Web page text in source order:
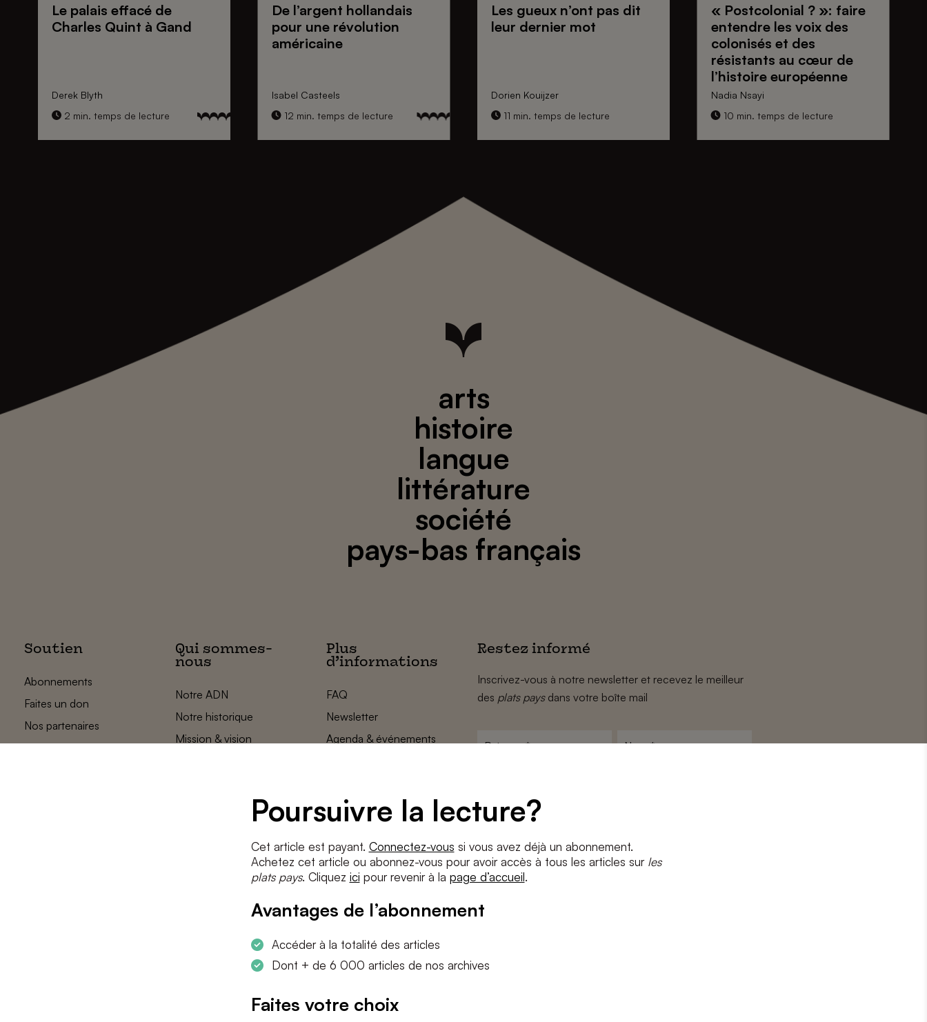
Le palais effacé de
Charles Quint à Gand
Derek Blyth
2 min. temps de lecture
De l’argent hollandais
pour une révolution
américaine
Isabel Casteels
12 min. temps de lecture
Les gueux n’ont pas dit
leur dernier mot
Dorien Kouijzer
11 min. temps de lecture
« Postcolonial ? »: faire
entendre les voix des
colonisés et des
résistants au cœur de
l’histoire européenne
Nadia Nsayi
10 min. temps de lecture
Poursuivre la lecture?
Cet article est payant. Connectez-vous si vous avez déjà un abonnement.
Achetez cet article ou abonnez-vous pour avoir accès à tous les articles sur les
plats pays. Cliquez ici pour revenir à la page d’accueil.
Avantages de l’abonnement
Accéder à la totalité des articles
Dont + de 6 000 articles de nos archives
Faites votre choix
arts
histoire
langue
littérature
société
pays-bas français
Soutien
Abonnements
Faites un don
Nos partenaires
Qui sommes-
nous
Notre ADN
Notre historique
Mission & vision
Plus
d’informations
FAQ
Newsletter
Agenda & événements
Paramètres des cookies
Restez informé
Inscrivez-vous à notre newsletter et recevez le meilleur
des plats paysdans votre boîte mail
e-
mail
Conditions *
J'accepteles termes et conditionsetla politique de confidentialité